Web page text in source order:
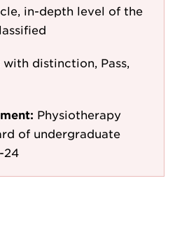
in-depth level of the
with distinction, Pass,
Physiotherapy
of undergraduate
24